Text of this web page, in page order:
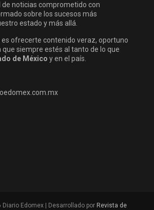
noticias comprometido con
sobre los sucesos más
estado y más allá.
es ofrecerte contenido veraz, oportuno
que siempre estés al tanto de lo que
de México y en el país.
Edomex | Desarrollado por Revista de